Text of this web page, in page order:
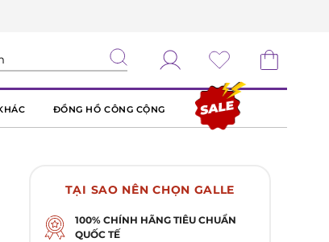
ĐỒNG HỒ CÔNG CỘNG
TẠI SAO NÊN CHỌN GALLE
100% CHÍNH HÃNG TIÊU CHUẨN
QUỐC TẾ